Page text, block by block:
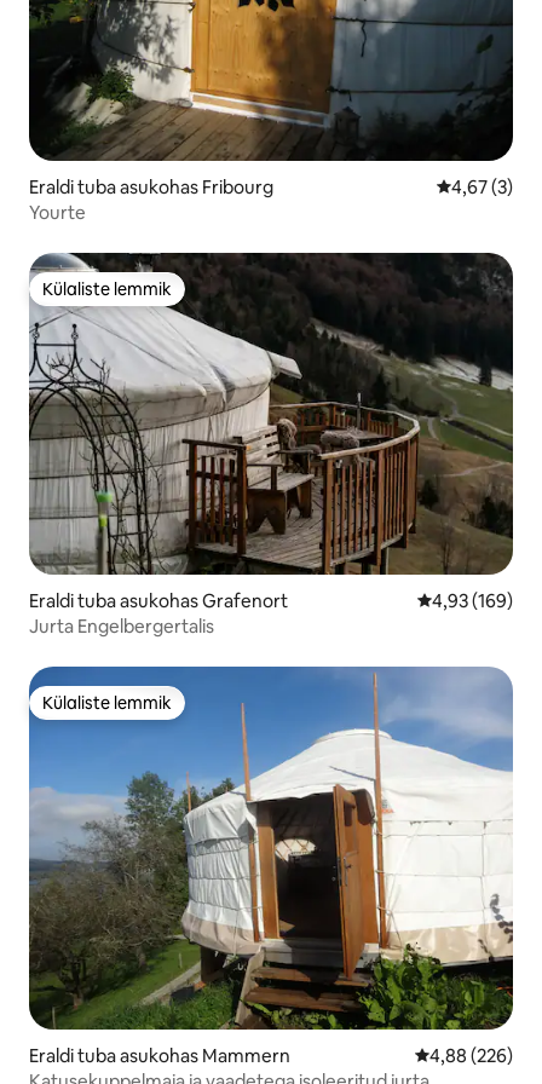
Eraldi tuba asukohas Fribourg Keskmine
4,67 (3)
Yourte
Külaliste lemmik
Külaliste lemmik
Eraldi tuba asukohas Grafenort Keskmine
4,93 (169)
Jurta Engelbergertalis
Külaliste lemmik
Külaliste lemmik
Eraldi tuba asukohas Mammern Keskmine
4,88 (226)